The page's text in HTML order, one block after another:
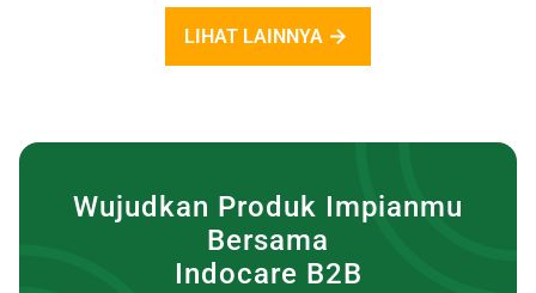
LIHAT LAINNYA
Wujudkan Produk Impianmu
Bersama
Indocare B2B